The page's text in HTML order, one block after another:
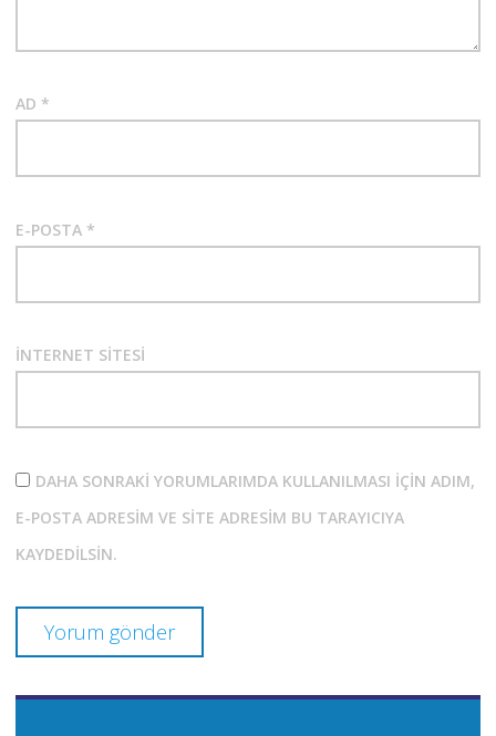
AD *
E-POSTA *
İNTERNET SITESI
DAHA SONRAKI YORUMLARIMDA KULLANILMASI IÇIN ADIM,
E-POSTA ADRESIM VE SITE ADRESIM BU TARAYICIYA
KAYDEDILSIN.